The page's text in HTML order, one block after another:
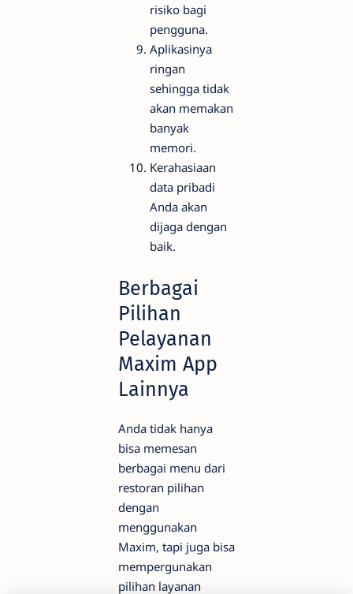
risiko bagi
pengguna.
Aplikasinya
ringan
sehingga tidak
akan memakan
banyak
memori.
Kerahasiaan
data pribadi
Anda akan
dijaga dengan
baik.
Berbagai
Pilihan
Pelayanan
Maxim App
Lainnya
Anda tidak hanya
bisa memesan
berbagai menu dari
restoran pilihan
dengan
menggunakan
Maxim, tapi juga bisa
mempergunakan
pilihan layanan